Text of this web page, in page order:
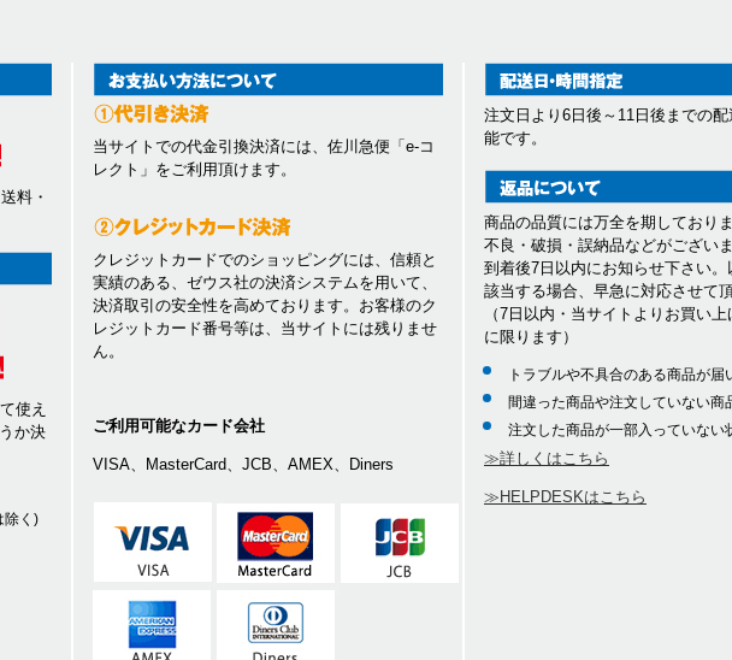
料・
使え
か決
除く)
当サイトでの代金引換決済には、佐川急便「e-コ
レクト」をご利用頂けます。
クレジットカードでのショッピングには、信頼と
実績のある、ゼウス社の決済システムを用いて、
決済取引の安全性を高めております。お客様のク
レジットカード番号等は、当サイトには残りませ
ん。
ご利用可能なカード会社
VISA、MasterCard、JCB、AMEX、Diners
注文日より6日後～11日後までの
能です。
商品の品質には万全を期しており
不良・破損・誤納品などがござい
到着後7日以内にお知らせ下さい。
該当する場合、早急に対応させて頂
（7日以内・当サイトよりお買い
に限ります）
トラブルや不具合のある商品が届
間違った商品や注文していない商
注文した商品が一部入っていない
≫詳しくはこちら
≫HELPDESKはこちら